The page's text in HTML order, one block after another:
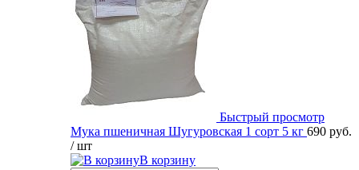
Быстрый просмотр
Мука пшеничная Шугуровская 1 сорт 5 кг 690 руб.
/ шт
В корзину